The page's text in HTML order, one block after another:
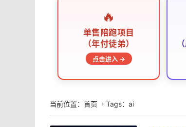
🔥
单售陪跑项目
（年付徒弟）
点击进入 →
当前位置： 首页  Tags：ai